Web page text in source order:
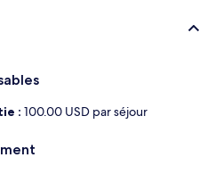
: 100.00 USD par séjour